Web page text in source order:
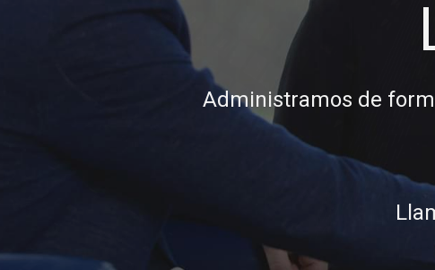
Administramos de
Llamar al 322 779 9188
Establecemos
conocimiento,